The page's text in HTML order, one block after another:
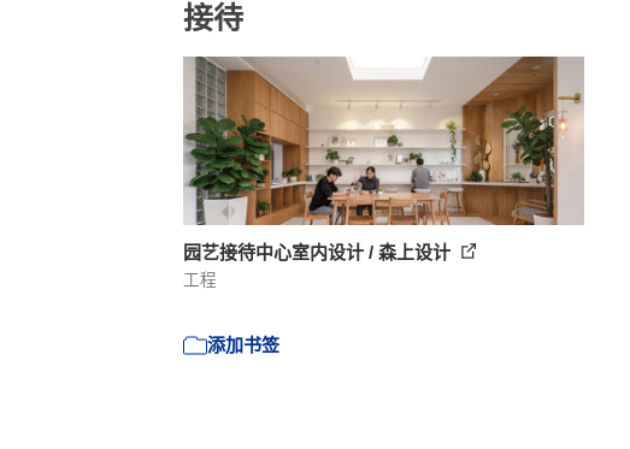
接待
园艺接待中心室内设计 / 森上设计
工程
添加书签